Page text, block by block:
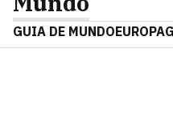
GUIA DE MUNDOEUROPA